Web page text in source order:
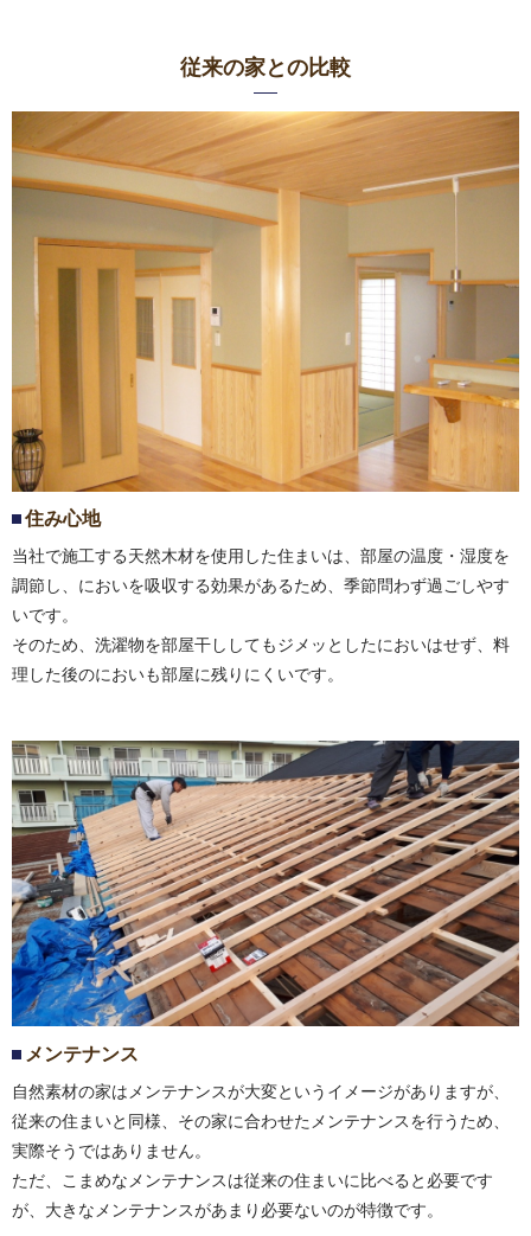
従来の家との比較
住み心地
当社で施工する天然木材を使用した住まいは、部屋の温度・湿度を
調節し、においを吸収する効果があるため、季節問わず過ごしやす
いです。
そのため、洗濯物を部屋干ししてもジメッとしたにおいはせず、料
理した後のにおいも部屋に残りにくいです。
メンテナンス
自然素材の家はメンテナンスが大変というイメージがありますが、
従来の住まいと同様、その家に合わせたメンテナンスを行うため、
実際そうではありません。
ただ、こまめなメンテナンスは従来の住まいに比べると必要です
が、大きなメンテナンスがあまり必要ないのが特徴です。